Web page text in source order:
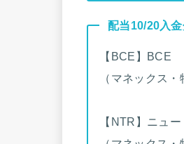
配当10/20入
【BCE】BCE
（マネックス
【NTR】ニュ